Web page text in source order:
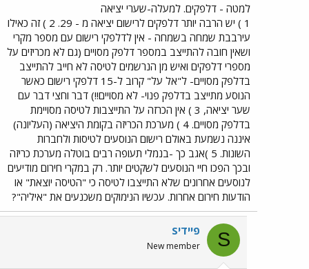
למטה - דלפקים. למעלה-שערי יציאה
1 ) יש הרבה יותר דלפקים לרישום יציאה מ - 29. 2 ) זה כאילו
עירבבת שמחה בשמחה - אין לדלפקי רישום עם מספר מקרי
ושאין חובה להתייצב במספר דלפק מסויים (גם לא מכריזים על
מספרי דלפקים ואיש מן הנרשמים לטיסה לא חייב להתייצב
בדלפק מסויים- ל"אל על" קרוב ל-15 דלפקי רישום כאשר
הנוסע מתייצב בדלפק פנוי- לא מסויים!!) דבר וחצי דבר עם
שער יציאה, 3 ) אין הכרזה על התייצבות לטיסה מסויימת
בדלפק מסויים. 4 ) מערכת הכריזה בקומת היציאה (העליונה)
איננה נשמעת באולם רישום הנוסעים לטיסות ולחברות
השונות. 5 )אגב כך -בנמלי תעופה רבים בוטלה מערכת כריזה
ובכך הפכו חיי הנוסעים לשקטים יותר. רק במקרי חירום מודיעים
לנוסעים אחרונים שלא התייצבו לטיסה כי "הטיסה יוצאת" או
הודעות חירום אחרות. עכשיו הנימוקים משכנעים את "איליה"?
S Sפיידי
New member